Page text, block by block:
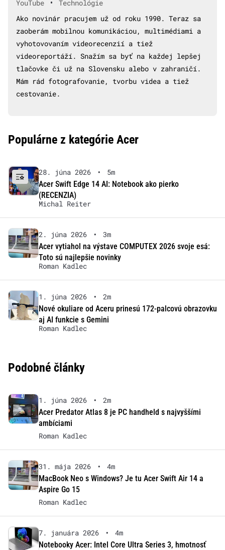
YouTube •
Technológie
Ako novinár pracujem už od roku 1990. Teraz sa
zaoberám mobilnou komunikáciou, multimédiami a
vyhotovovaním videorecenzií a tiež
videoreportáží. Snažím sa byť na každej lepšej
tlačovke či už na Slovensku alebo v zahraničí.
Mám rád fotografovanie, tvorbu videa a tiež
cestovanie.
Populárne z kategórie Acer
28. júna 2026 •
5m
Acer Swift Edge 14 AI: Notebook ako pierko
(RECENZIA)
Michal Reiter
2. júna 2026 •
3m
Acer vytiahol na výstave COMPUTEX 2026 svoje esá:
Toto sú najlepšie novinky
Roman Kadlec
1. júna 2026 •
2m
Nové okuliare od Aceru prinesú 172-palcovú obrazovku
aj AI funkcie s Gemini
Roman Kadlec
Podobné články
1. júna 2026 •
2m
Acer Predator Atlas 8 je PC handheld s najvyššími
ambíciami
Roman Kadlec
31. mája 2026 •
4m
MacBook Neo s Windows? Je tu Acer Swift Air 14 a
Aspire Go 15
Roman Kadlec
7. januára 2026 •
4m
Notebooky Acer: Intel Core Ultra Series 3, hmotnosť